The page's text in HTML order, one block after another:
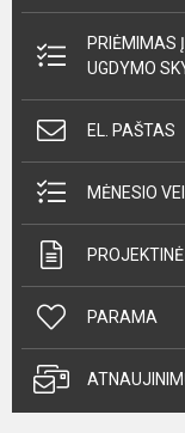
PRIĖMIMAS
UGDYMO
EL. PAŠTAS
MĖNESIO
PARAMA